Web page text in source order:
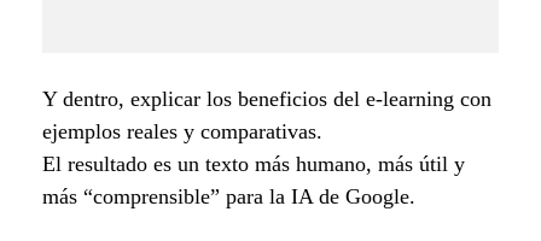
Y dentro, explicar los beneficios del e-learning con
ejemplos reales y comparativas.
El resultado es un texto más humano, más útil y
más “comprensible” para la IA de Google.